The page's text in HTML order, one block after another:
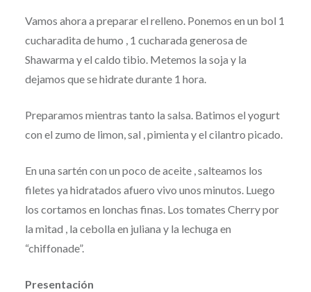
Vamos ahora a preparar el relleno. Ponemos en un bol 1
cucharadita de humo , 1 cucharada generosa de
Shawarma y el caldo tibio. Metemos la soja y la
dejamos que se hidrate durante 1 hora.
Preparamos mientras tanto la salsa. Batimos el yogurt
con el zumo de limon, sal , pimienta y el cilantro picado.
En una sartén con un poco de aceite , salteamos los
filetes ya hidratados afuero vivo unos minutos. Luego
los cortamos en lonchas finas. Los tomates Cherry por
la mitad , la cebolla en juliana y la lechuga en
“chiffonade”.
Presentación